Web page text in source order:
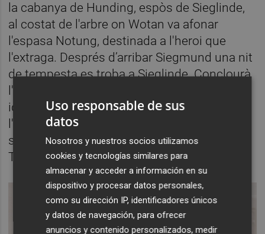
la cabanya de Hunding, espòs de Sieglinde,
al costat de l'arbre on Wotan va afonar
l'espasa Notung, destinada a l'heroi que
l'extraga. Després d’arribar Siegmund una nit
de tempesta es troba a Sieglinde. Conclourà
l'Acte I descobrint els dos la seua veritable
identitat i expressant el seu amor amb
l'orgull del romanticisme, que desafia el que
s'establix i convencional, i que ja evoca a
Tristán.
Uso responsable de sus
datos
Nosotros y nuestros socios utilizamos
cookies y tecnologías similares para
almacenar y acceder a información en su
dispositivo y procesar datos personales,
como su dirección IP, identificadores únicos
y datos de navegación, para ofrecer
anuncios y contenido personalizados, medir